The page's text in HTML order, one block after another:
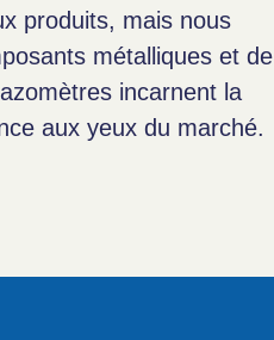
produits, mais nous
métalliques et de
incarnent la
aux yeux du marché.